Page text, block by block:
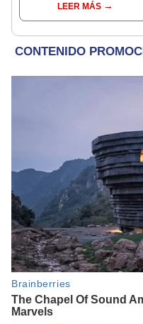
ecosistema de Costa
Rica: 16 años después,
LEER MÁS